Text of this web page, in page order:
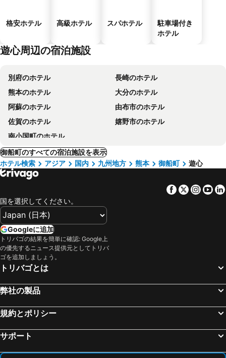
格安ホテル 高級ホテル スパホテル
駐車場付き
ホテル
遊心周辺の宿泊施設
別府のホテル
長崎のホテル
熊本のホテル
大分のホテル
阿蘇のホテル
由布市のホテル
佐賀のホテル
嬉野市のホテル
南小国町のホテル
御船町のすべての宿泊施設を表示
ホテル検索
アジア 国内 九州地方 熊本 御船町 遊心
Facebook
Twitter
国を選択してください。
Googleに追加
トリバゴの結果を簡単に確認: Google上
の優先するニュース提供元としてトリバ
ゴを追加しましょう。
トリバゴとは
弊社の製品
規約とポリシー
サポート